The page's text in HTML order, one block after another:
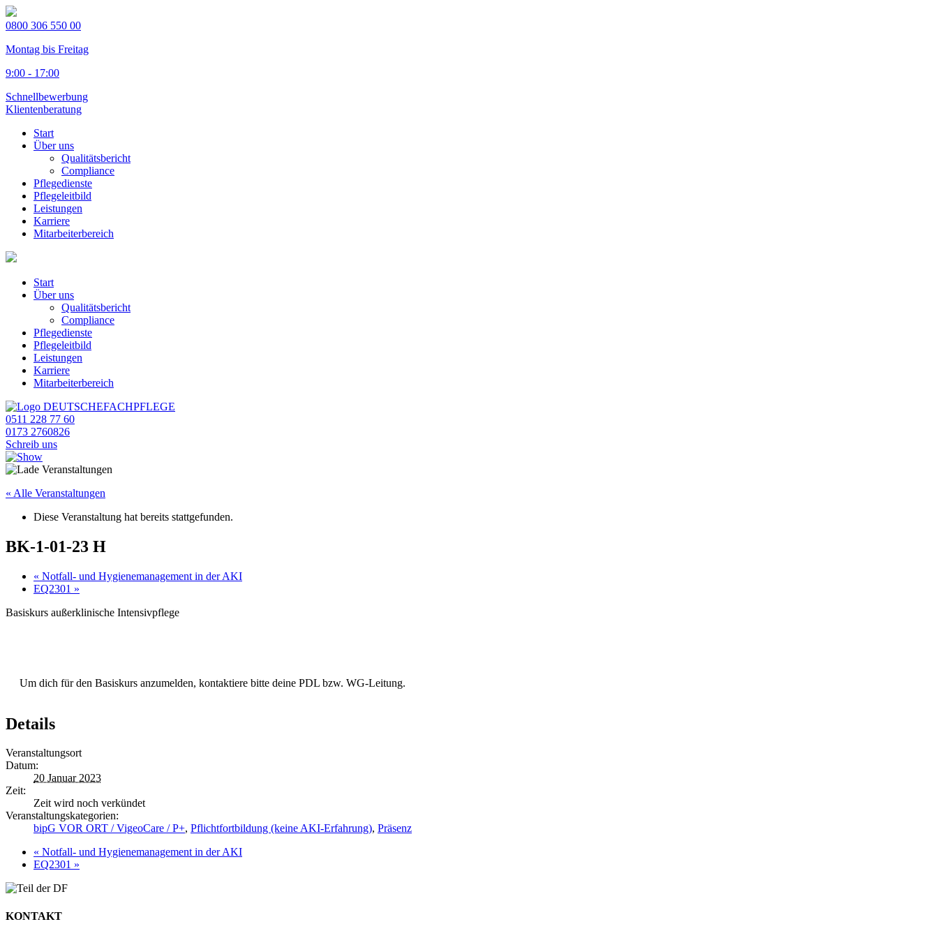
0800 306 550 00
Montag bis Freitag
9:00 - 17:00
Schnellbewerbung
Klientenberatung
Start
Über uns
Qualitätsbericht
Compliance
Pflegedienste
Pflegeleitbild
Leistungen
Karriere
Mitarbeiterbereich
Start
Über uns
Qualitätsbericht
Compliance
Pflegedienste
Pflegeleitbild
Leistungen
Karriere
Mitarbeiterbereich
0511 228 77 60
0173 2760826
Schreib uns
« Alle Veranstaltungen
Diese Veranstaltung hat bereits stattgefunden.
BK-1-01-23 H
« Notfall- und Hygienemanagement in der AKI
EQ2301 »
Basiskurs außerklinische Intensivpflege
Um dich für den Basiskurs anzumelden, kontaktiere bitte deine PDL bzw. WG-Leitung.
Details
Veranstaltungsort
Datum:
20 Januar 2023
Zeit:
Zeit wird noch verkündet
Veranstaltungskategorien:
bipG VOR ORT / VigeoCare / P+, Pflichtfortbildung (keine AKI-Erfahrung), Präsenz
« Notfall- und Hygienemanagement in der AKI
EQ2301 »
KONTAKT